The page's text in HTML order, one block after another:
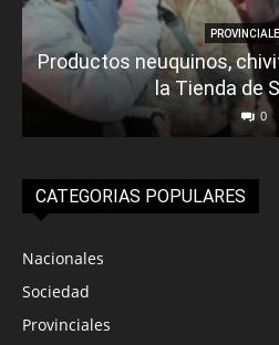
Productos neuquinos,
la Tienda de
0
CATEGORIAS POPULARES
Nacionales
Sociedad
Provinciales